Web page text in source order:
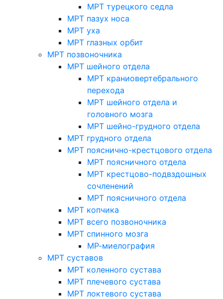
МРТ турецкого седла
МРТ пазух носа
МРТ уха
МРТ глазных орбит
МРТ позвоночника
МРТ шейного отдела
МРТ краниовертебрального
перехода
МРТ шейного отдела и
головного мозга
МРТ шейно-грудного отдела
МРТ грудного отдела
МРТ пояснично-крестцового отдела
МРТ поясничного отдела
МРТ крестцово-подвздошных
сочленений
МРТ поясничного отдела
МРТ копчика
МРТ всего позвоночника
МРТ спинного мозга
МР-миелография
МРТ суставов
МРТ коленного сустава
МРТ плечевого сустава
МРТ локтевого сустава